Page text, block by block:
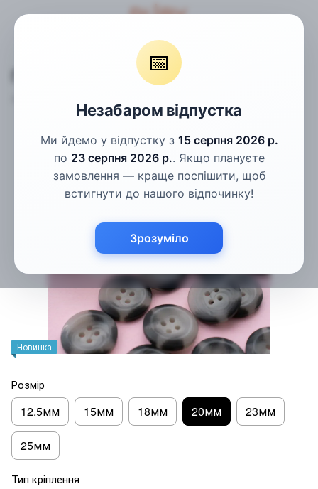
📅
Незабаром відпустка
Ми йдемо у відпустку з 15 серпня 2026 р.
по 23 серпня 2026 р.. Якщо плануєте
замовлення — краще поспішити, щоб
встигнути до нашого відпочинку!
Зрозуміло
Пальтові гудзики Гудзики сірі рогові 20мм
Гудзики сірі рогові 20мм
Новинка
Розмір
12.5мм 15мм 18мм 20мм 23мм
25мм
Тип кріплення